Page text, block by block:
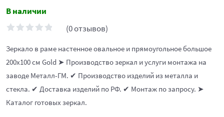
В наличии
(0 отзывов)
Зеркало в раме настенное овальное и прямоугольное большое
200х100 см Gold ➤ Производство зеркал и услуги монтажа на
заводе Металл-ГМ. ✔ Производство изделий из металла и
стекла. ✔ Доставка изделий по РФ. ✔ Монтаж по запросу. ➤
Каталог готовых зеркал.